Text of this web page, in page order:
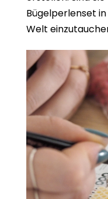
Bügelperlenset
Welt